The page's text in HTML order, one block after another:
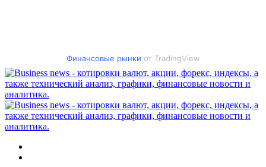
Финансовые рынки от TradingView